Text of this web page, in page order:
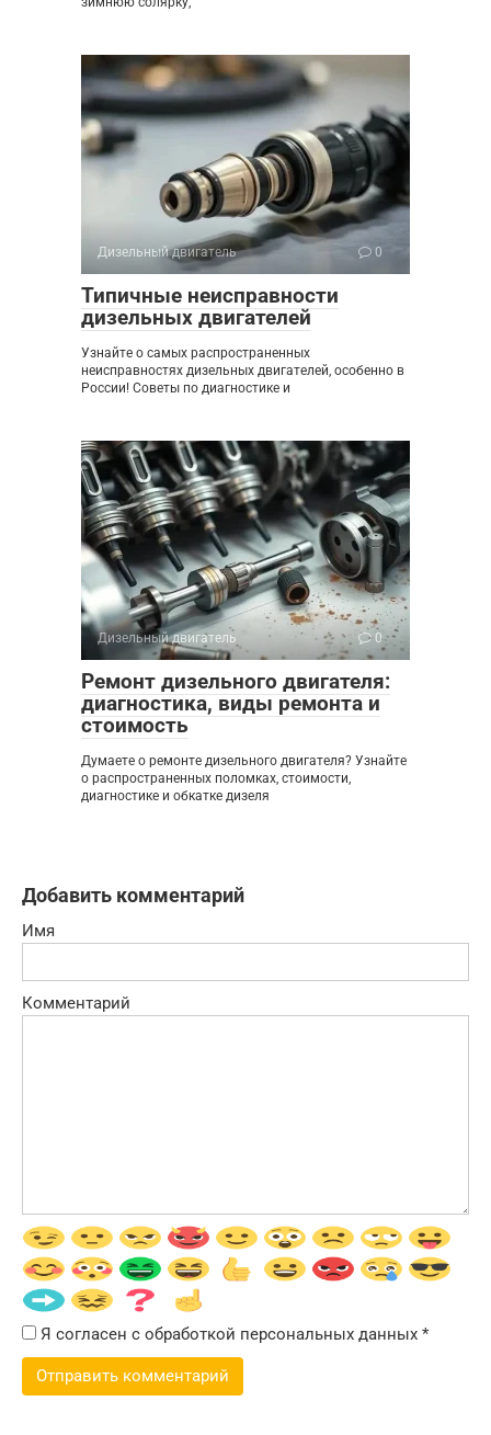
Дизельный двигатель 0
Типичные неисправности
дизельных двигателей
Узнайте о самых распространенных
неисправностях дизельных двигателей, особенно в
России! Советы по диагностике и
Дизельный двигатель 0
Ремонт дизельного двигателя:
диагностика, виды ремонта и
стоимость
Думаете о ремонте дизельного двигателя? Узнайте
о распространенных поломках, стоимости,
диагностике и обкатке дизеля
Добавить комментарий
Имя
Комментарий
Я согласен с обработкой персональных данных *